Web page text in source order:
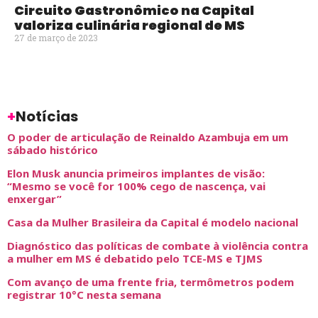
Circuito Gastronômico na Capital
valoriza culinária regional de MS
27 de março de 2023
+Notícias
O poder de articulação de Reinaldo Azambuja em um
sábado histórico
Elon Musk anuncia primeiros implantes de visão:
“Mesmo se você for 100% cego de nascença, vai
enxergar”
Casa da Mulher Brasileira da Capital é modelo nacional
Diagnóstico das políticas de combate à violência contra
a mulher em MS é debatido pelo TCE-MS e TJMS
Com avanço de uma frente fria, termômetros podem
registrar 10°C nesta semana